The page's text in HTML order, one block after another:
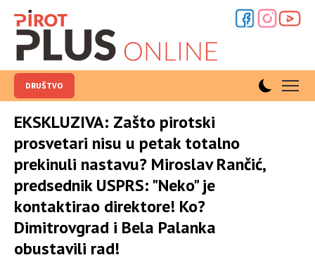
DRUŠTVO
EKSKLUZIVA: Zašto pirotski
prosvetari nisu u petak totalno
prekinuli nastavu? Miroslav Rančić,
predsednik USPRS: "Neko" je
kontaktirao direktore! Ko?
Dimitrovgrad i Bela Palanka
obustavili rad!